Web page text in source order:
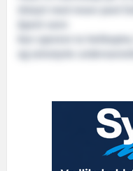
Utstyrt med moon pool
Kan operere to
og selvstyrte